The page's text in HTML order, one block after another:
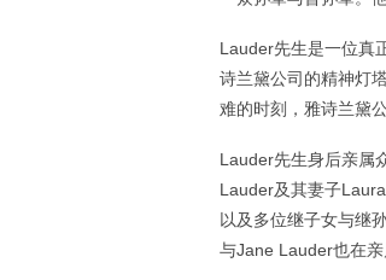
Lauder先生是一位真
诗兰黛公司的精神灯
难的时刻，雅诗兰黛
Lauder先生身后亲属
Lauder及其妻子
以及多位继子女与继
与Jane Lauder也在亲